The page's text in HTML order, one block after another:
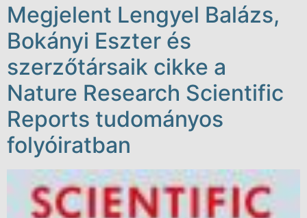
Megjelent Lengyel Balázs,
Bokányi Eszter és
szerzőtársaik cikke a
Nature Research Scientific
Reports tudományos
folyóiratban